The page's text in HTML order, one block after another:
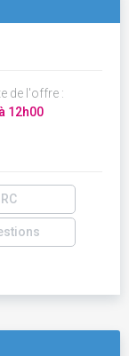
de l'offre :
12h00
RC